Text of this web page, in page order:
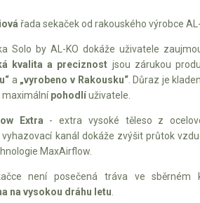
řada sekaček od rakouského výrobce
Solo by AL-KO dokáže uživatele
kvalita a preciznost jsou zárukou
a „vyrobeno v Rakousku“. Důraz je
maximálnípohodlíuživatele.
Extra - extra vysoké těleso z
kanál dokáže zvýšit průtok
MaxAirflow.
není posečená tráva ve sběrném
na vysokou dráhu letu